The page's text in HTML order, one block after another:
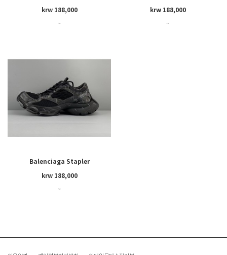
krw 188,000
~
krw 188,000
~
Balenciaga Stapler
krw 188,000
~